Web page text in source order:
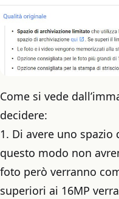
Come si vede
decidere:
1. Di avere uno
questo modo non
foto però verranno
superiori ai 16MP